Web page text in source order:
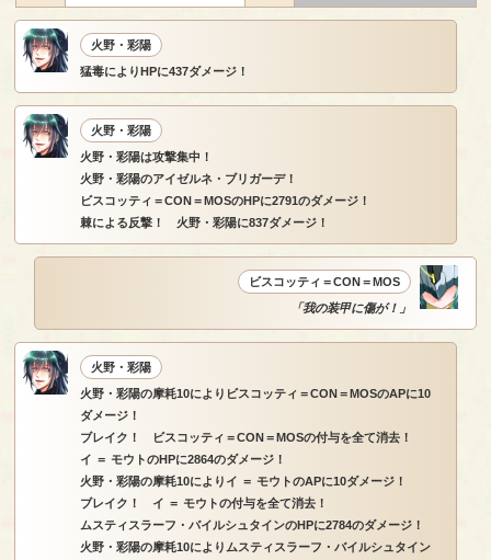
火野・彩陽
猛毒によりHPに437ダメージ！
火野・彩陽
火野・彩陽は攻撃集中！
火野・彩陽のアイゼルネ・ブリガーデ！
ビスコッティ＝CON＝MOSのHPに2791のダメージ！
棘による反撃！ 火野・彩陽に837ダメージ！
ビスコッティ＝CON＝MOS
「我の装甲に傷が！」
火野・彩陽
火野・彩陽の摩耗10によりビスコッティ＝CON＝MOSのAPに10
ダメージ！
ブレイク！ ビスコッティ＝CON＝MOSの付与を全て消去！
イ ＝ モウトのHPに2864のダメージ！
火野・彩陽の摩耗10によりイ ＝ モウトのAPに10ダメージ！
ブレイク！ イ ＝ モウトの付与を全て消去！
ムスティスラーフ・バイルシュタインのHPに2784のダメージ！
火野・彩陽の摩耗10によりムスティスラーフ・バイルシュタイン